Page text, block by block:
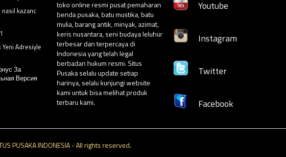
kazanc
Adresiyle
За
Версия
toko online resmi pusat pemaharan
benda pusaka, batu mustika, batu
mulia, barang antik, minyak, azimat,
keris nusantara, seni budaya leluhur
terbesar dan terpercaya di
Indonesia yang telah legal
berbadan hukum resmi. Situs
Pusaka selalu update setiap
harinya, selalu kunjungi website
kami untuk bisa melihat produk
terbaru kami.
Youtube
Instagram
Twitter
Facebook
PUSAKA INDONESIA - All rights reserved.